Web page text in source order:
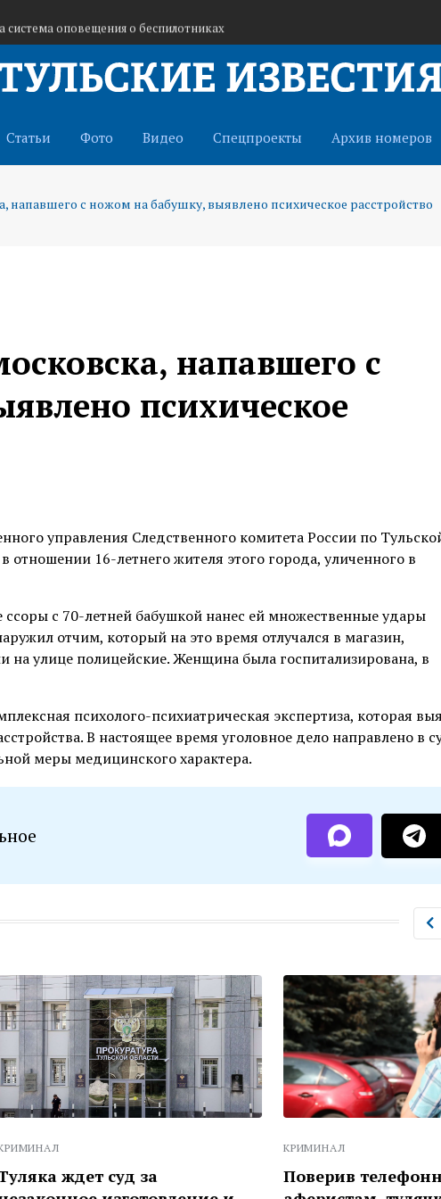
оповещения о беспилотниках
ракетная опасность
Статьи Фото Видео Спецпроекты Архив номеров
напавшего с ножом на бабушку, выявлено психическое расстройство
напавшего с
психическое
управления Следственного комитета России по
отношении 16-летнего жителя этого города, уличенного в
с 70-летней бабушкой нанес ей множественные удары
отчим, который на это время отлучался в магазин,
на улице полицейские. Женщина была госпитализирована, в
психолого-психиатрическая экспертиза, которая
В настоящее время уголовное дело направлено в
меры медицинского характера.
суд за
Поверив телефонным